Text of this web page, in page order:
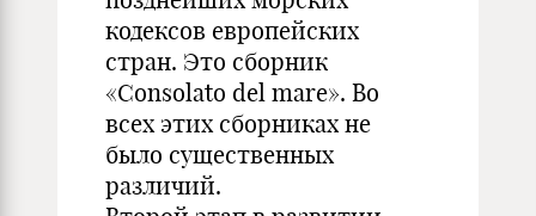
кодексов европейских
стран. Это сборник
«Consolato del mare». Во
всех этих сборниках не
было существенных
различий.